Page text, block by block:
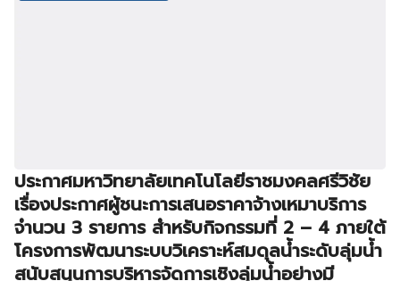
ประกาศมหาวิทยาลัยเทคโนโลยีราชมงคลศรีวิชัย
เรื่องประกาศผู้ชนะการเสนอราคาจ้างเหมาบริการ
จำนวน 3 รายการ สำหรับกิจกรรมที่ 2 – 4 ภายใต้
โครงการพัฒนาระบบวิเคราะห์สมดุลน้ำระดับลุ่มน้ำ
สนับสนุนการบริหารจัดการเชิงลุ่มน้ำอย่างมี